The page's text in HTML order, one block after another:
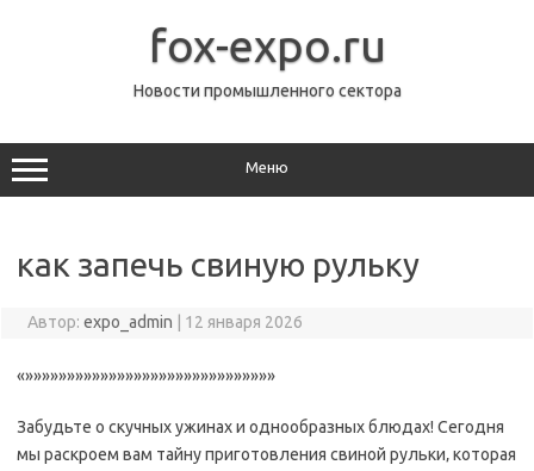
fox-expo.ru
Новости промышленного сектора
Меню
как запечь свиную рульку
Автор: expo_admin 12 января 2026
«»»»»»»»»»»»»»»»»»»»»»»»»»»»»»»
Забудьте о скучных ужинах и однообразных блюдах! Сегодня
мы раскроем вам тайну приготовления свиной рульки‚ которая